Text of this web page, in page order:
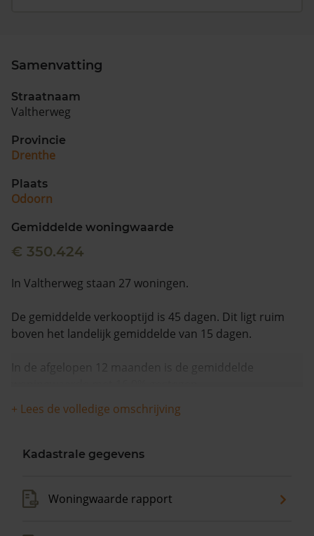
Samenvatting
Straatnaam
Valtherweg
Provincie
Drenthe
Plaats
Odoorn
Gemiddelde woningwaarde
€ 350.424
In Valtherweg staan 27 woningen.
De gemiddelde verkooptijd is 45 dagen. Dit ligt ruim
boven het landelijk gemiddelde van 15 dagen.
In de afgelopen 12 maanden is de gemiddelde
+ Lees de volledige omschrijving
Kadastrale gegevens
Woningwaarde rapport